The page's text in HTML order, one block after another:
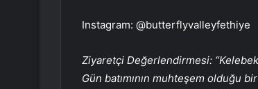
Instagram: @butterflyvalleyfethiye
Ziyaretçi Değerlendirmesi:
Gün batımının muhteşem olduğu